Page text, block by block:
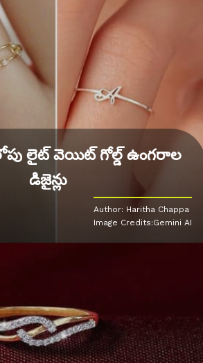
లైట్ వెయిట్ గోల్డ్ ఉంగరాల
డిజైన్లు
Author: Haritha Chappa
Image Credits:Gemini AI